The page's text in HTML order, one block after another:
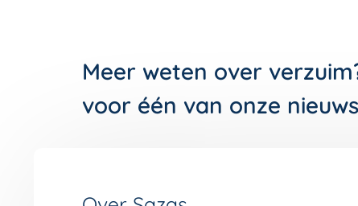
Meer weten over
voor één van onze